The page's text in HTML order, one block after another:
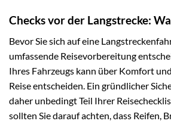
Checks vor der Langstrecke:
Bevor Sie sich auf eine
umfassende Reisevorbereitung
Ihres Fahrzeugs kann über Komfort
Reise entscheiden. Ein gründlicher
daher unbedingt Teil Ihrer
sollten Sie darauf achten, dass Reifen,